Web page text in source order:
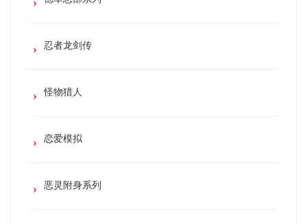
忍者龙剑传
怪物猎人
恋爱模拟
恶灵附身系列